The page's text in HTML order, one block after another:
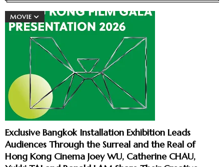
MOVIE
Exclusive Bangkok Installation Exhibition Leads
Audiences Through the Surreal and the Real of
Hong Kong Cinema Joey WU, Catherine CHAU,